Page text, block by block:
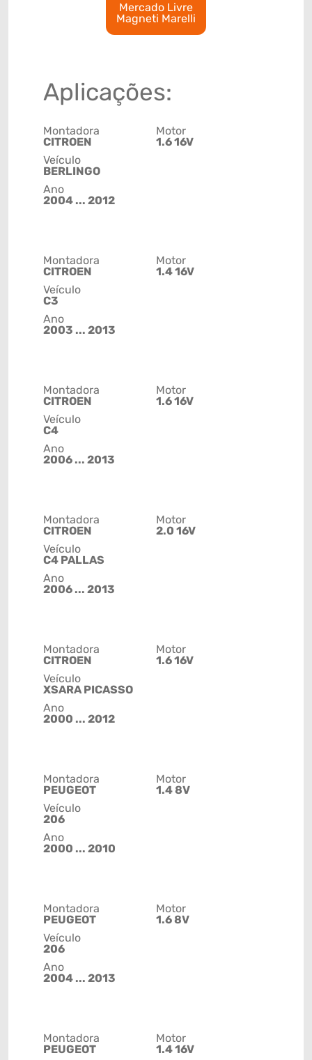
Mercado Livre
Magneti Marelli
Aplicações:
Montadora
CITROEN
Veículo
BERLINGO
Ano
2004 ... 2012
Motor
1.6 16V
Montadora
CITROEN
Veículo
C3
Ano
2003 ... 2013
Motor
1.4 16V
Montadora
CITROEN
Veículo
C4
Ano
2006 ... 2013
Motor
1.6 16V
Montadora
CITROEN
Veículo
C4 PALLAS
Ano
2006 ... 2013
Motor
2.0 16V
Montadora
CITROEN
Veículo
XSARA PICASSO
Ano
2000 ... 2012
Motor
1.6 16V
Montadora
PEUGEOT
Veículo
206
Ano
2000 ... 2010
Motor
1.4 8V
Montadora
PEUGEOT
Veículo
206
Ano
2004 ... 2013
Motor
1.6 8V
Montadora
PEUGEOT
Motor
1.4 16V